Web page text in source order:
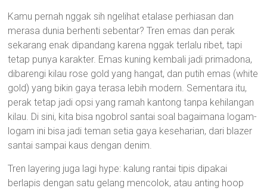
Kamu pernah nggak sih ngelihat etalase perhiasan dan
merasa dunia berhenti sebentar? Tren emas dan perak
sekarang enak dipandang karena nggak terlalu ribet, tapi
tetap punya karakter. Emas kuning kembali jadi primadona,
dibarengi kilau rose gold yang hangat, dan putih emas (white
gold) yang bikin gaya terasa lebih modern. Sementara itu,
perak tetap jadi opsi yang ramah kantong tanpa kehilangan
kilau. Di sini, kita bisa ngobrol santai soal bagaimana logam-
logam ini bisa jadi teman setia gaya keseharian, dari blazer
santai sampai kaus dengan denim.
Tren layering juga lagi hype: kalung rantai tipis dipakai
berlapis dengan satu gelang mencolok, atau anting hoop